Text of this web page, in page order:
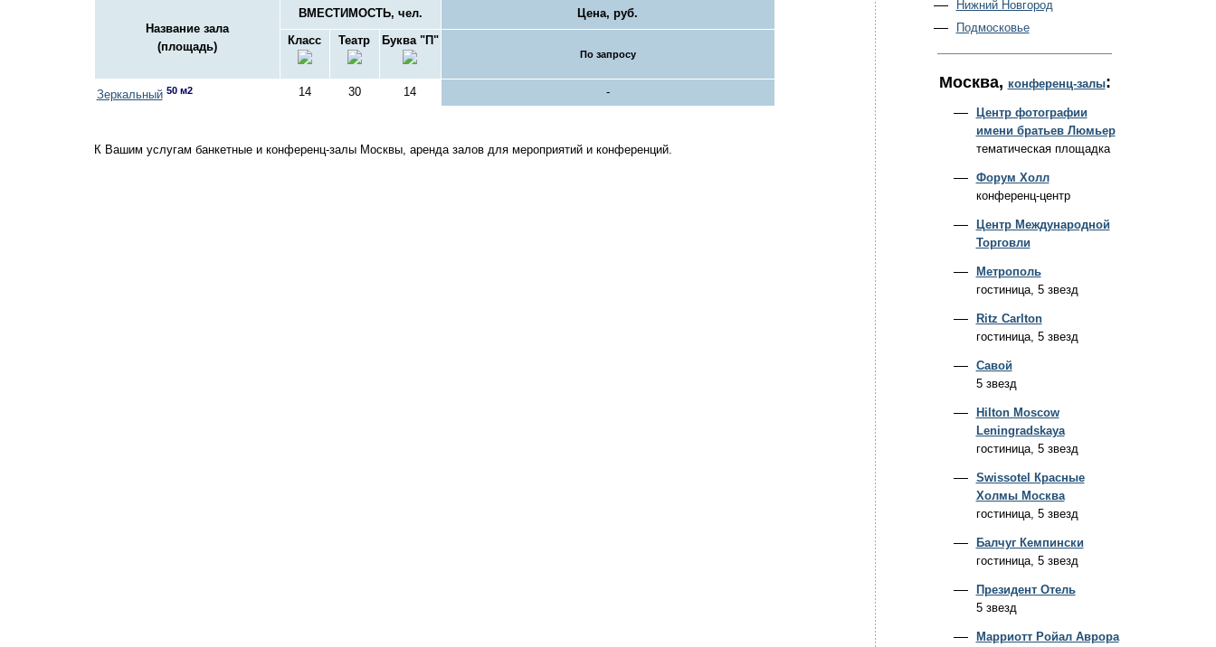
Название зала
(площадь)
ВМЕСТИМОСТЬ, чел.
Цена, руб.
Класс
Театр Буква "П"
По запросу
Зеркальный 50 м2 14 30 14 -
К Вашим услугам банкетные и конференц-залы Москвы, аренда залов для мероприятий и конференций.
Нижний Новгород
Подмосковье
Москва, конференц-залы:
Центр фотографии
имени братьев Люмьер
тематическая площадка
Форум Холл
конференц-центр
Центр Международной
Торговли
Метрополь
гостиница, 5 звезд
Ritz Carlton
гостиница, 5 звезд
Савой
5 звезд
Hilton Moscow
Leningradskaya
гостиница, 5 звезд
Swissotel Красные
Холмы Москва
гостиница, 5 звезд
Балчуг Кемпински
гостиница, 5 звезд
Президент Отель
5 звезд
Марриотт Ройал Аврора